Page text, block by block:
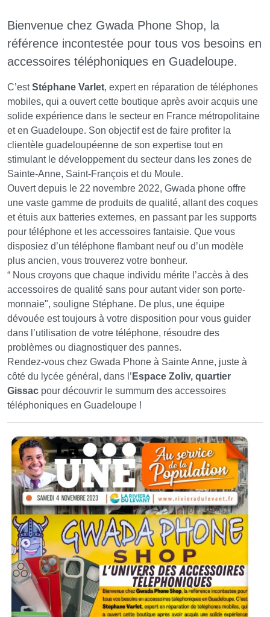
Bienvenue chez Gwada Phone Shop, la
référence incontestée pour tous vos besoins en
accessoires téléphoniques en Guadeloupe.
C’estStéphane Varlet, expert en réparation de téléphones
mobiles, qui a ouvert cette boutique après avoir acquis une
solide expérience dans le secteur en France métropolitaine
et en Guadeloupe. Son objectif est de faire profiter la
clientèle guadeloupéenne de son expertise tout en
stimulant le développement du secteur dans les zones de
Sainte-Anne, Saint-François et du Moule.
Ouvert depuis le 22 novembre 2022, Gwada phone offre
une vaste gamme de produits de qualité, allant des coques
et étuis aux batteries externes, en passant par les supports
pour téléphone et les accessoires fantaisie. Que vous
disposiez d’un téléphone flambant neuf ou d’un modèle
plus ancien, vous trouverez votre bonheur.
“ Nous croyons que chaque individu mérite l’accès à des
accessoires de qualité sans pour autant vider son porte-
monnaie", souligne Stéphane. De plus, une équipe
dévouée est toujours à votre disposition pour vous guider
dans l’utilisation de votre téléphone, résoudre des
problèmes ou diagnostiquer des pannes.
Rendez-vous chez Gwada Phone à Sainte Anne, juste à
côté du lycée général, dans l’ Espace Zoliv, quartier
Gissac pour découvrir le summum des accessoires
téléphoniques en Guadeloupe !